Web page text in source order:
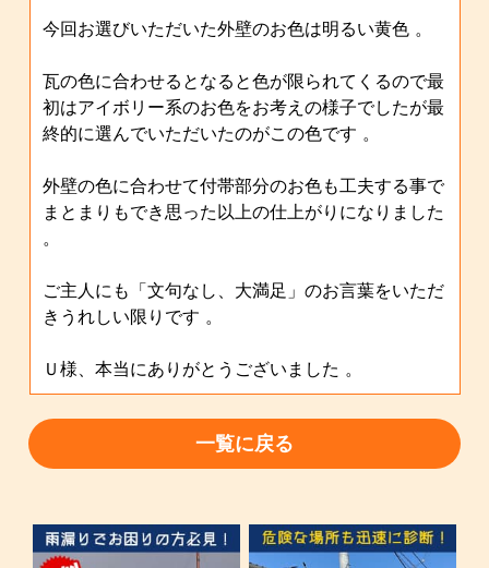
今回お選びいただいた外壁のお色は明るい黄色 。
瓦の色に合わせるとなると色が限られてくるので最
初はアイボリー系のお色をお考えの様子でしたが最
終的に選んでいただいたのがこの色です 。
外壁の色に合わせて付帯部分のお色も工夫する事で
まとまりもでき思った以上の仕上がりになりました
。
ご主人にも「文句なし、大満足」のお言葉をいただ
きうれしい限りです 。
Ｕ様、本当にありがとうございました 。
一覧に戻る